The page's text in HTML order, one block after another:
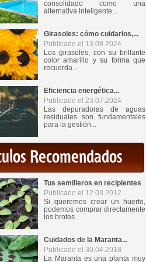
consolidado como una
alternativa inteligente...
Girasoles: cómo cuidarlos,...
Publicado el 13.08.2024
Los girasoles, con su brillante
color amarillo y su forma que
recuerda...
Eficiencia energética...
Publicado el 23.07.2024
Las depuradoras de aguas
residuales son fundamentales
para la gestión...
Recomendados
Tus semilleros en recipientes
Publicado el 12.03.2012
Si queremos crear un huerto,
podemos comprar directamente
los brotes...
Cuidados de la Maranta...
Publicado el 30.04.2018
La Maranta es una planta muy